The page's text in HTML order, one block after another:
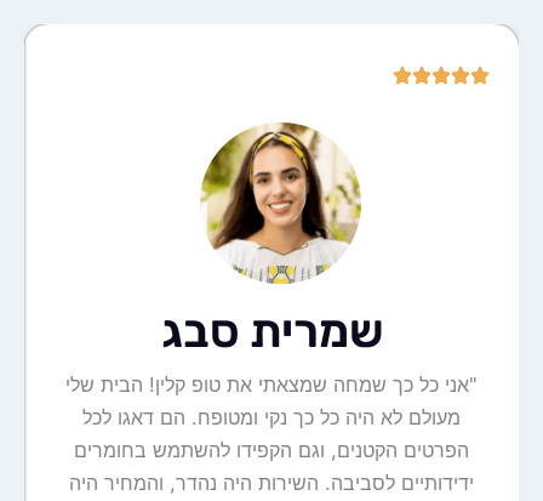
שמרית סבג
"אני כל כך שמחה שמצאתי את טופ קלין! הבית שלי
מעולם לא היה כל כך נקי ומטופח. הם דאגו לכל
הפרטים הקטנים, וגם הקפידו להשתמש בחומרים
ידידותיים לסביבה. השירות היה נהדר, והמחיר היה